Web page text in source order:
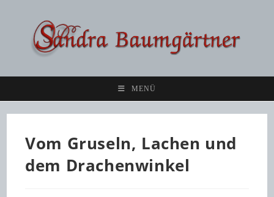
springen
MENÜ
Vom Gruseln, Lachen und
dem Drachenwinkel